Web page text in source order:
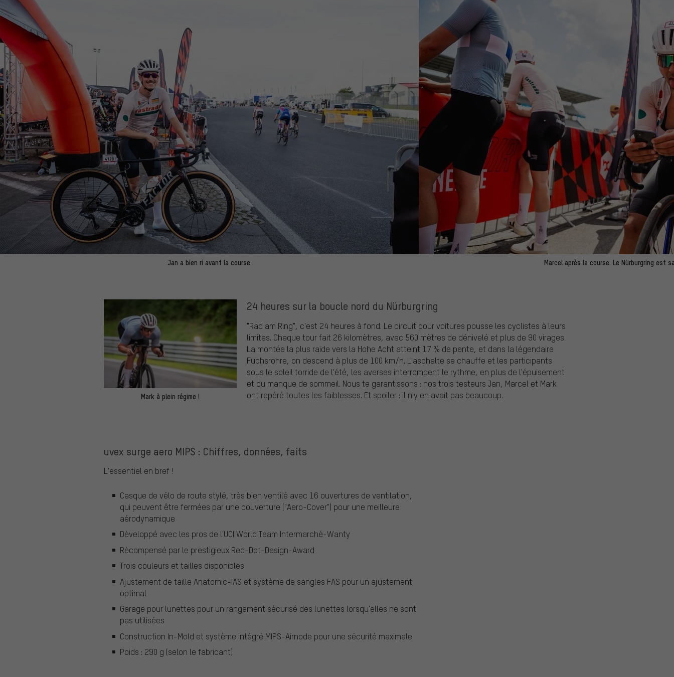
Jan a bien ri avant la course. Marcel après la course. Le Nürburgring est
Mark à plein régime !
24 heures sur la boucle nord du Nürburgring
"Rad am Ring", c'est 24 heures à fond. Le circuit pour voitures pousse les cyclistes à leurs
limites. Chaque tour fait 26 kilomètres, avec 560 mètres de dénivelé et plus de 90 virages.
La montée la plus raide vers la Hohe Acht atteint 17 % de pente, et dans la légendaire
Fuchsröhre, on descend à plus de 100 km/h. L'asphalte se chauffe et les participants
sous le soleil torride de l'été, les averses interrompent le rythme, en plus de l'épuisement
et du manque de sommeil. Nous te garantissons : nos trois testeurs Jan, Marcel et Mark
ont repéré toutes les faiblesses. Et spoiler : il n'y en avait pas beaucoup.
uvex surge aero MIPS : Chiffres, données, faits
L'essentiel en bref !
Casque de vélo de route stylé, très bien ventilé avec 16 ouvertures de ventilation,
qui peuvent être fermées par une couverture ("Aero-Cover") pour une meilleure
aérodynamique
Développé avec les pros de l'UCI World Team Intermarché-Wanty
Récompensé par le prestigieux Red-Dot-Design-Award
Trois couleurs et tailles disponibles
Ajustement de taille Anatomic-IAS et système de sangles FAS pour un ajustement
optimal
Garage pour lunettes pour un rangement sécurisé des lunettes lorsqu'elles ne sont
pas utilisées
Construction In-Mold et système intégré MIPS-Airnode pour une sécurité maximale
Poids : 290 g (selon le fabricant)